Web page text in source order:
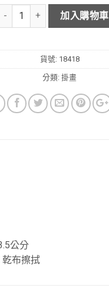
加入購物車
貨號: 18418
分類: 掛畫
公分
布擦拭